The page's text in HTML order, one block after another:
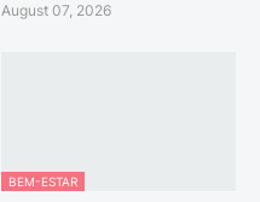
August 07, 2026
BEM-ESTAR